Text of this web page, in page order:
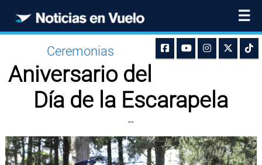
☰
Ceremonias
Aniversario del
Día de la Escarapela
--